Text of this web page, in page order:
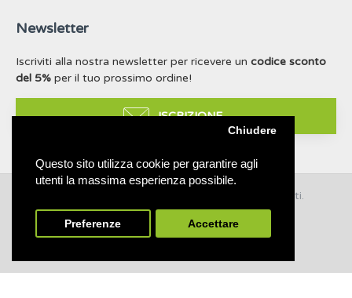
Questo sito utilizza cookie per garantire agli
utenti la massima esperienza possibile.
Chiudere
Preferenze Accettare
Newsletter
Iscriviti alla nostra newsletter per ricevere un codice sconto
del 5% per il tuo prossimo ordine!
ISCRIZIONE
© 2019 - 2021 Taffy & Lilly. Tutti i diritti riservati.
Build with ❤ for dogs & nature